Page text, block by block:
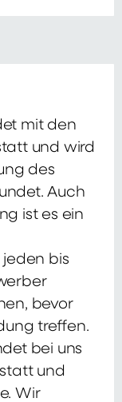
mit den
und wird
des
Auch
ist es ein
jeden bis
bevor
treffen.
bei uns
und
Wir